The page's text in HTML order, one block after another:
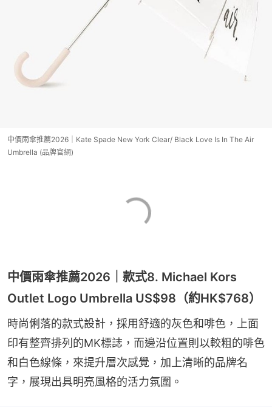
中價雨傘推薦2026｜Kate Spade New York Clear/ Black Love Is In The Air
Umbrella (品牌官網)
中價雨傘推薦2026｜款式8. Michael Kors
Outlet Logo Umbrella US$98（約HK$768）
時尚俐落的款式設計，採用舒適的灰色和啡色，上面
印有整齊排列的MK標誌，而邊沿位置則以較粗的啡色
和白色線條，來提升層次感覺，加上清晰的品牌名
字，展現出具明亮風格的活力氛圍。